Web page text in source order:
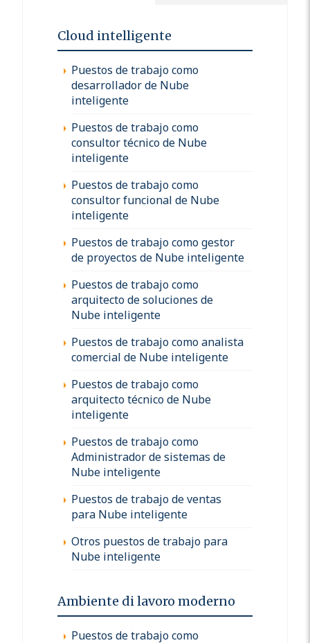
Cloud intelligente
Puestos de trabajo como
desarrollador de Nube
inteligente
Puestos de trabajo como
consultor técnico de Nube
inteligente
Puestos de trabajo como
consultor funcional de Nube
inteligente
Puestos de trabajo como gestor
de proyectos de Nube inteligente
Puestos de trabajo como
arquitecto de soluciones de
Nube inteligente
Puestos de trabajo como analista
comercial de Nube inteligente
Puestos de trabajo como
arquitecto técnico de Nube
inteligente
Puestos de trabajo como
Administrador de sistemas de
Nube inteligente
Puestos de trabajo de ventas
para Nube inteligente
Otros puestos de trabajo para
Nube inteligente
Ambiente di lavoro moderno
Puestos de trabajo como